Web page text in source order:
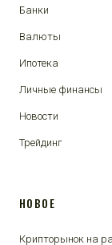
Банки
Валюты
Ипотека
Личные финансы
Новости
Трейдинг
НОВОЕ
Крипторынок на